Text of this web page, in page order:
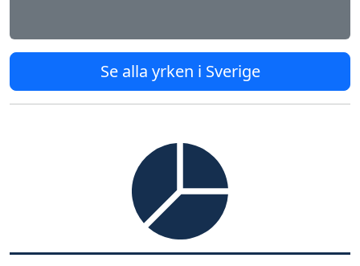
Se alla yrken i Sverige